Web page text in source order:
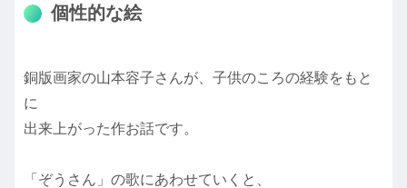
個性的な絵
銅版画家の山本容子さんが、子供のころの経験をもと
に
出来上がった作お話です。
「ぞうさん」の歌にあわせていくと、